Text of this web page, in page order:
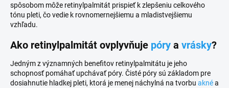
spôsobom môže retinylpalmitát prispieť k zlepšeniu celkového
tónu pleti, čo vedie k rovnomernejšiemu a mladistvejšiemu
vzhľadu.
Ako retinylpalmitát ovplyvňuje póry a vrásky?
Jedným z významných benefitov retinylpalmitátu je jeho
schopnosť pomáhať upchávať póry. Čisté póry sú základom pre
dosiahnutie hladkej pleti, ktorá je menej náchylná na tvorbu aknéa